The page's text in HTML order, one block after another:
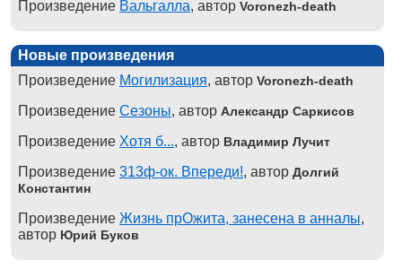
Произведение Вальгалла, автор Voronezh-death
Новые произведения
Произведение Могилизация, автор Voronezh-death
Произведение Сезоны, автор Александр Саркисов
Произведение Хотя б..., автор Владимир Лучит
Произведение 313ф-ок. Впереди!, автор Долгий
Константин
Произведение Жизнь прОжита, занесена в анналы,
автор Юрий Буков